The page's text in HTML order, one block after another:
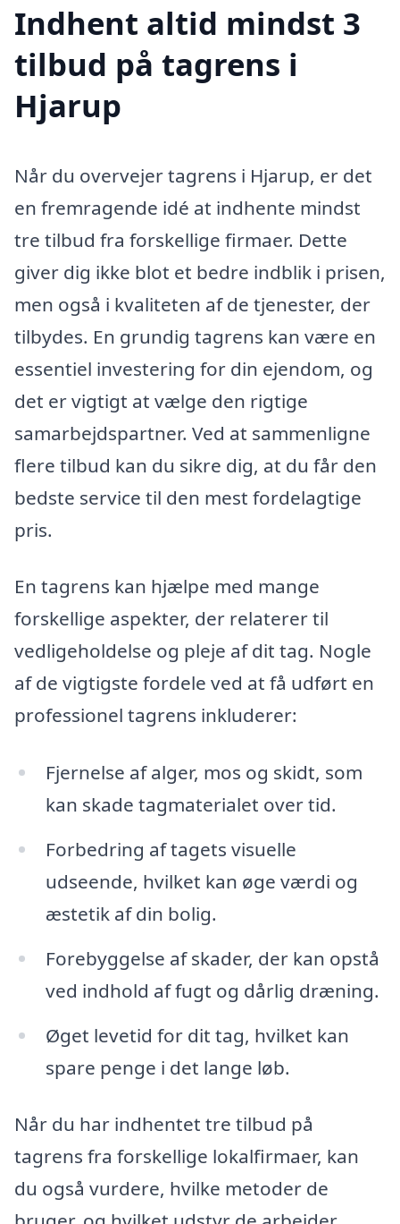
Indhent altid mindst 3
tilbud på tagrens i
Hjarup
Når du overvejer tagrens i Hjarup, er det
en fremragende idé at indhente mindst
tre tilbud fra forskellige firmaer. Dette
giver dig ikke blot et bedre indblik i prisen,
men også i kvaliteten af de tjenester, der
tilbydes. En grundig tagrens kan være en
essentiel investering for din ejendom, og
det er vigtigt at vælge den rigtige
samarbejdspartner. Ved at sammenligne
flere tilbud kan du sikre dig, at du får den
bedste service til den mest fordelagtige
pris.
En tagrens kan hjælpe med mange
forskellige aspekter, der relaterer til
vedligeholdelse og pleje af dit tag. Nogle
af de vigtigste fordele ved at få udført en
professionel tagrens inkluderer:
Fjernelse af alger, mos og skidt, som
kan skade tagmaterialet over tid.
Forbedring af tagets visuelle
udseende, hvilket kan øge værdi og
æstetik af din bolig.
Forebyggelse af skader, der kan opstå
ved indhold af fugt og dårlig dræning.
Øget levetid for dit tag, hvilket kan
spare penge i det lange løb.
Når du har indhentet tre tilbud på
tagrens fra forskellige lokalfirmaer, kan
du også vurdere, hvilke metoder de